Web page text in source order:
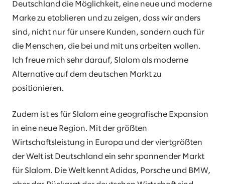
Deutschland die Möglichkeit, eine neue und moderne
Marke zu etablieren und zu zeigen, dass wir anders
sind, nicht nur für unsere Kunden, sondern auch für
die Menschen, die bei und mit uns arbeiten wollen.
Ich freue mich sehr darauf, Slalom als moderne
Alternative auf dem deutschen Markt zu
positionieren.
Zudem ist es für Slalom eine geografische Expansion
in eine neue Region. Mit der größten
Wirtschaftsleistung in Europa und der viertgrößten
der Welt ist Deutschland ein sehr spannender Markt
für Slalom. Die Welt kennt Adidas, Porsche und BMW,